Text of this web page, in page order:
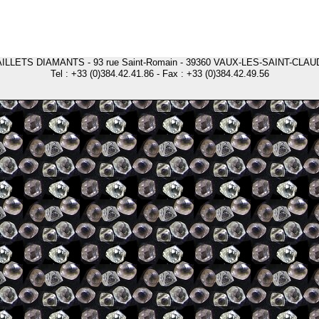
DIAMANTS - 93 rue Saint-Romain - 39360 VAUX-LES-SAINT-
Tel : +33 (0)384.42.41.86 - Fax : +33 (0)384.42.49.56